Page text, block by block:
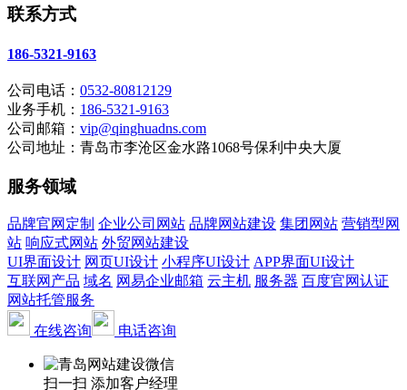
联系方式
186-5321-9163
公司电话： 0532-80812129
业务手机： 186-5321-9163
公司邮箱： vip@qinghuadns.com
公司地址：青岛市李沧区金水路1068号保利中央大厦
服务领域
品牌官网定制 企业公司网站 品牌网站建设 集团网站 营销型网
站 响应式网站 外贸网站建设
UI界面设计 网页UI设计 小程序UI设计 APP界面UI设计
互联网产品 域名 网易企业邮箱 云主机 服务器 百度官网认证
网站托管服务
在线咨询
电话咨询
扫一扫 添加客户经理